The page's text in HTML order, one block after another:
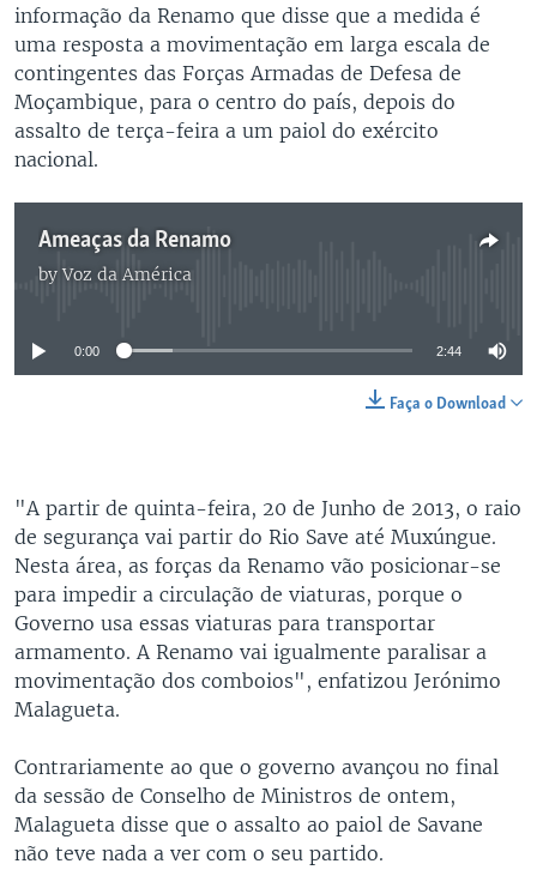
informação da Renamo que disse que a medida é
uma resposta a movimentação em larga escala de
contingentes das Forças Armadas de Defesa de
Moçambique, para o centro do país, depois do
assalto de terça-feira a um paiol do exército
nacional.
Ameaças da Renamo
byVoz da América
No media source currently available
0:00 2:44
Faça o Download
"A partir de quinta-feira, 20 de Junho de 2013, o raio
de segurança vai partir do Rio Save até Muxúngue.
Nesta área, as forças da Renamo vão posicionar-se
para impedir a circulação de viaturas, porque o
Governo usa essas viaturas para transportar
armamento. A Renamo vai igualmente paralisar a
movimentação dos comboios", enfatizou Jerónimo
Malagueta.
Contrariamente ao que o governo avançou no final
da sessão de Conselho de Ministros de ontem,
Malagueta disse que o assalto ao paiol de Savane
não teve nada a ver com o seu partido.